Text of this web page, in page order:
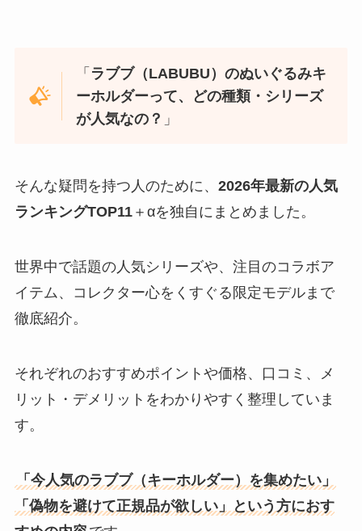
「 ラブブ（LABUBU）のぬいぐるみキ
ーホルダーって、どの種類・シリーズ
が人気なの？ 」
そんな疑問を持つ人のために、 2026年最新の人気
ランキングTOP11＋αを独自にまとめました。
世界中で話題の人気シリーズや、注目のコラボア
イテム、コレクター心をくすぐる限定モデルまで
徹底紹介。
それぞれのおすすめポイントや価格、口コミ、メ
リット・デメリットをわかりやすく整理していま
す。
「今人気のラブブ（キーホルダー）を集めたい」
「偽物を避けて正規品が欲しい」という方におす